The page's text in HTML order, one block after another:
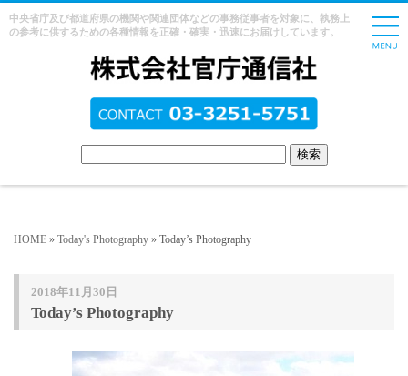
中央省庁及び都道府県の機関や関連団体などの事務従事者を対象に、執務上
の参考に供するための各種情報を正確・確実・迅速にお届けしています。
HOME » Today's Photography » Today’s Photography
2018年11月30日
Today’s Photography